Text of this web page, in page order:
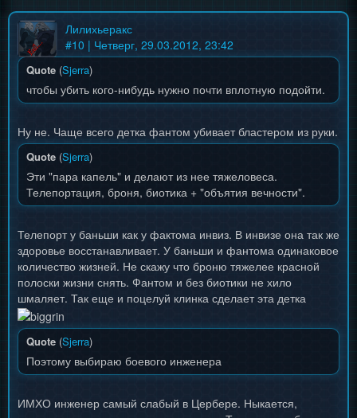
Лилихьеракс
#10 | Четверг, 29.03.2012, 23:42
Quote (Sjerra)
чтобы убить кого-нибудь нужно почти вплотную подойти.
Ну не. Чаще всего детка фантом убивает бластером из руки.
Quote (Sjerra)
Эти "пара капель" и делают из нее тяжеловеса.
Телепортация, броня, биотика + "объятия вечности".
Телепорт у баньши как у фактома инвиз. В инвизе она так же
здоровье восстанавливает. У баньши и фантома одинаковое
количество жизней. Не скажу что броню тяжелее красной
полоски жизни снять. Фантом и без биотики не хило
шмаляет. Так еще и поцелуй клинка сделает эта детка
Quote (Sjerra)
Поэтому выбираю боевого инженера
ИМХО инженер самый слабый в Цербере. Ныкается,